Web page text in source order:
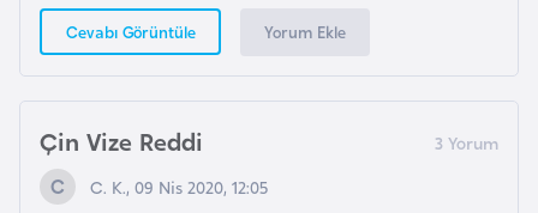
Cevabı Görüntüle Yorum Ekle
Çin Vize Reddi
C. K., 09 Nis 2020, 12:05
a
y
n
L
i